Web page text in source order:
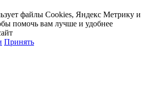
файлы Cookies, Яндекс Метрику и
помочь вам лучше и удобнее
Принять